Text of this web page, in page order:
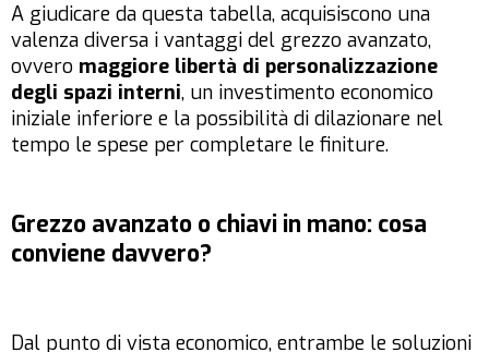
A giudicare da questa tabella, acquisiscono una
valenza diversa i vantaggi del grezzo avanzato,
ovvero maggiore libertà di personalizzazione
degli spazi interni, un investimento economico
iniziale inferiore e la possibilità di dilazionare nel
tempo le spese per completare le finiture.
Grezzo avanzato o chiavi in mano: cosa
conviene davvero?
Dal punto di vista economico, entrambe le soluzioni